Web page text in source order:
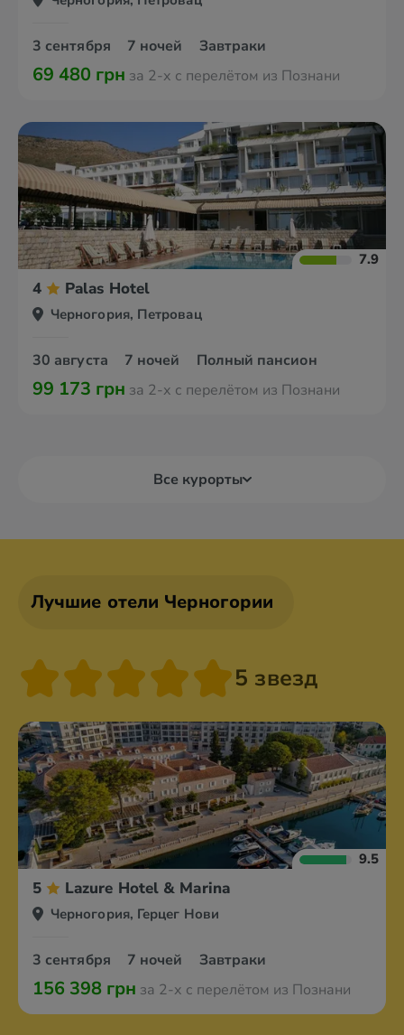
3 сентября 7 ночей Завтраки
69 480 грн за 2-х с перелётом из Познани
7.9
4 Palas Hotel
Черногория, Петровац
30 августа 7 ночей Полный пансион
99 173 грн за 2-х с перелётом из Познани
Все курорты
Лучшие отели Черногории
5 звезд
9.5
5 Lazure Hotel & Marina
Черногория, Герцег Нови
3 сентября 7 ночей Завтраки
156 398 грн за 2-х с перелётом из Познани